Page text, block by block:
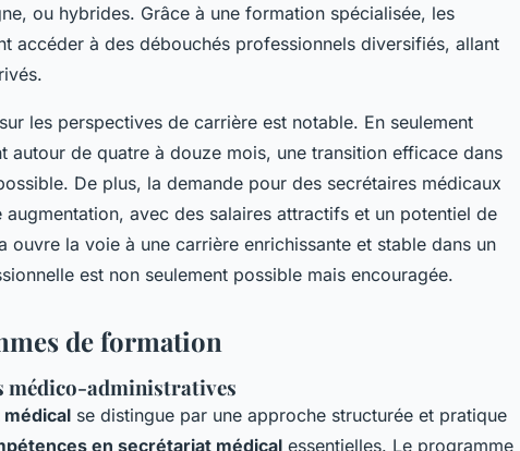
ou hybrides. Grâce à une formation spécialisée, les
accéder à des débouchés professionnels diversifiés, allant
les perspectives de carrière est notable. En seulement
autour de quatre à douze mois, une transition efficace dans
De plus, la demande pour des secrétaires médicaux
avec des salaires attractifs et un potentiel de
ouvre la voie à une carrière enrichissante et stable dans un
est non seulement possible mais encouragée.
de formation
médico-administratives
se distingue par une approche structurée et pratique
en secrétariat médical essentielles. Le programme